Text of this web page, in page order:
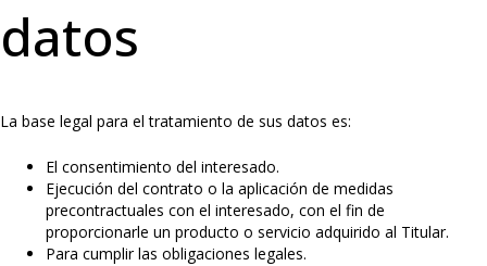
datos
La base legal para el tratamiento de sus datos es:
El consentimiento del interesado.
Ejecución del contrato o la aplicación de medidas
precontractuales con el interesado, con el fin de
proporcionarle un producto o servicio adquirido al Titular.
Para cumplir las obligaciones legales.